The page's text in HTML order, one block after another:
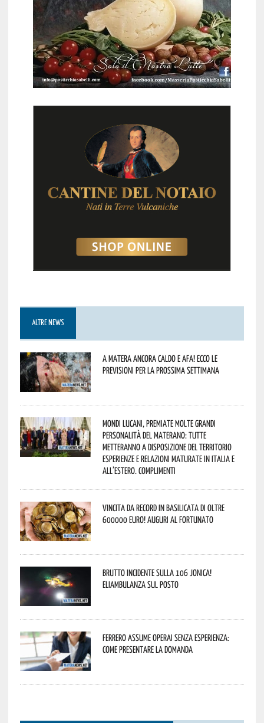
ALTRE NEWS
A Matera ancora caldo e afa! Ecco le
previsioni per la prossima settimana
Mondi lucani, premiate molte grandi
personalità del materano: tutte
metteranno a disposizione del territorio
esperienze e relazioni maturate in Italia e
all’estero. Complimenti
Vincita da record in Basilicata di oltre
600000 euro! Auguri al fortunato
Brutto incidente sulla 106 Jonica!
Eliambulanza sul posto
Ferrero assume operai senza esperienza:
come presentare la domanda